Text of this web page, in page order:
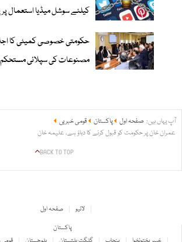
کیلئے سوشل میڈیا استعمال پر
حکومتی خصوصی کمیٹی کا
مصنوعات کی سپلائی مستحکم
آپ یہاں ہیں: صفحہ اول پاکستان
قومی خبریں
عمران خان پر حکومت کو قبول کرنے کا دباؤ ہے، علیمہ خان
BACK TO TOP
صفحہ اول
لائیو
پاکستان